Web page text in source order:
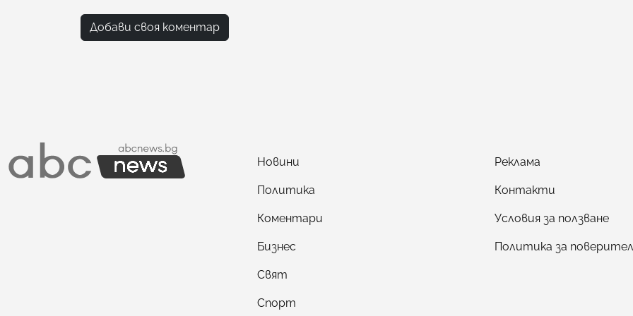
Добави своя коментар
Новини
Политика
Коментари
Бизнес
Свят
Спорт
Реклама
Контакти
Условия за ползване
Политика за